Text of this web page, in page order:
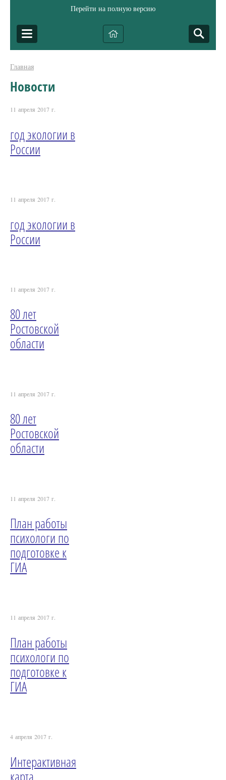
Перейти на полную версию
Главная
Новости
11 апреля 2017 г.
год экологии в
России
11 апреля 2017 г.
год экологии в
России
11 апреля 2017 г.
80 лет
Ростовской
области
11 апреля 2017 г.
80 лет
Ростовской
области
11 апреля 2017 г.
План работы
психологи по
подготовке к
ГИА
11 апреля 2017 г.
План работы
психологи по
подготовке к
ГИА
4 апреля 2017 г.
Интерактивная
карта